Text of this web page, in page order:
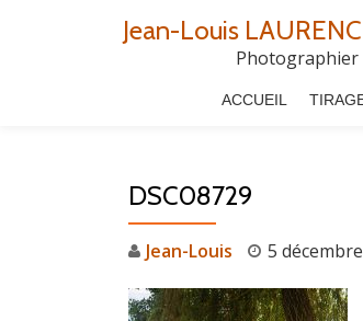
Jean-Louis
Photographier
ACCUEIL
DSC08729
Jean-Louis 5